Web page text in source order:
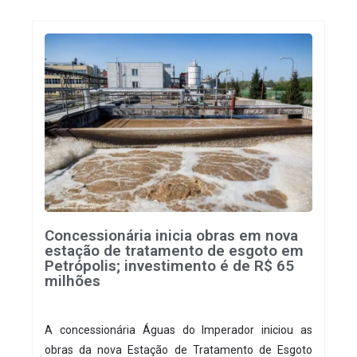
Concessionária inicia obras em nova
estação de tratamento de esgoto em
Petrópolis; investimento é de R$ 65
milhões
A concessionária Águas do Imperador iniciou as
obras da nova Estação de Tratamento de Esgoto